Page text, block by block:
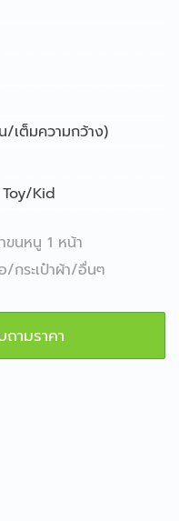
/เต็มความกว้าง)
Toy/Kid
ขนหนู 1 หน้า
กระเป๋าผ้า/อื่นๆ
ามราคา